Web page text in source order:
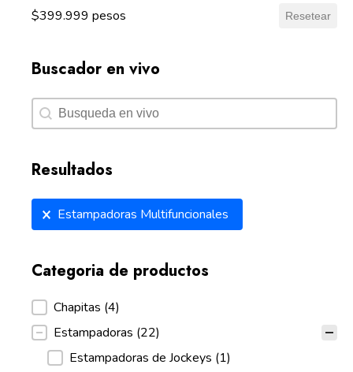
$399.999 pesos Resetear
Buscador en vivo
Buscador en vivo
Buscador en vivo
Resultados
Resultados
Estampadoras Multifuncionales
Categoria de productos
Categoria de productos
Chapitas (4)
Estampadoras (22)
Estampadoras de Jockeys (1)